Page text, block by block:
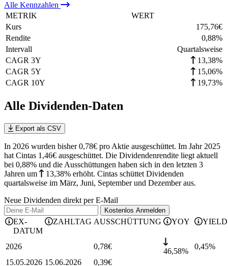
Alle Kennzahlen
METRIK
WERT
Kurs
175,76€
Rendite
0,88%
Intervall
Quartalsweise
CAGR 3Y
13,38%
CAGR 5Y
15,06%
CAGR 10Y
19,73%
Alle Dividenden-Daten
Export als CSV
In 2026 wurden bisher 0,78€ pro Aktie ausgeschüttet. Im Jahr 2025
hat Cintas 1,46€ ausgeschüttet. Die Dividendenrendite liegt aktuell
bei 0,88% und die Ausschüttungen haben sich in den letzten 3
Jahren um 13,38% erhöht. Cintas schüttet Dividenden
quartalsweise im März, Juni, September und Dezember aus.
Neue Dividenden direkt per E-Mail
Kostenlos Anmelden
EX-
DATUM
ZAHLTAG AUSSCHÜTTUNG YOY YIELD
2026 0,78€
46,58%
0,45%
15.05.2026 15.06.2026 0,39€